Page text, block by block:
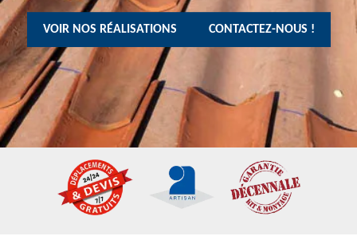
VOIR NOS RÉALISATIONS CONTACTEZ-NOUS !